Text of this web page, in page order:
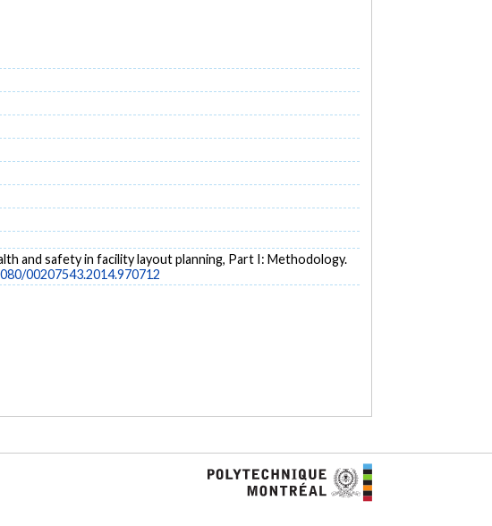
and safety in facility layout planning, Part I: Methodology.
00207543.2014.970712